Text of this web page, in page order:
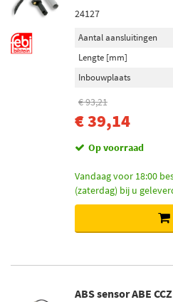
Inbouwplaats
Achteras (240)
Vooras rechts (218)
Vooras links (216)
Achteras rechts (200)
Niet op voorraad (1069)
Op voorraad (696)
24127
Aantal aansluitingen
Lengte [mm]
Inbouwplaats
€ 93,21
€ 39,14
Op voorraad
Vandaag voor 18:00
(zaterdag) bij u
ABS sensor ABE